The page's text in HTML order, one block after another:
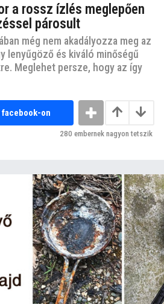
a rossz ízlés meglepően
párosult
még nem akadályozza meg az
lenyűgöző és kiváló minőségű
Meglehet persze, hogy az így
on
280 embernek nagyon tetszik